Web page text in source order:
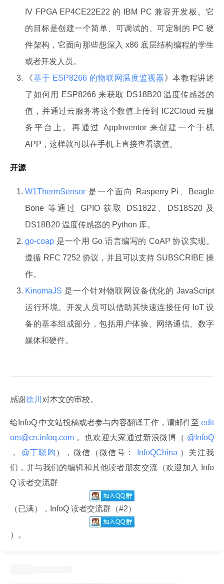
IV FPGA EP4CE22E22 的 IBM PC 兼容开发板。它
的目标是创建一个简单、可调试的、可定制的 PC 硬
件架构，它面向那些想深入 x86 底层结构编程的学生
或者开发人员。
《基于 ESP8266 的物联网温度监视器》本教程讲述
了如何用 ESP8266 来获取 DS18B20 温度传感器的
值，并通过云服务将这个数值上传到 IC2Cloud 云服
务平台上。再通过 AppInventor 来创建一个手机
APP，这样就可以在手机上直接查看该值。
开源
W1ThermSensor 是一个面向 Rasperry Pi、Beagle
Bone 等通过 GPIO 获取 DS1822、DS18S20 及
DS18B20 温度传感器的 Python 库。
go-coap 是一个用 Go 语言编写的 CoAP 协议实现。
遵循 RFC 7252 协议，并且可以支持 SUBSCRIBE 操
作。
KinomaJS 是一个针对物联网设备优化的 JavaScript
运行环境。开发人员可以借助其快速连接任何 IoT 设
备的基本组成部分，包括用户体验、网络通信、数字
媒体和硬件。
感谢徐川 对本文的审校。
给InfoQ 中文站投稿或者参与内容翻译工作，请邮件至 edit
ors@cn.infoq.com 。也欢迎大家通过新浪微博（
，
@丁晓昀 ），微信（微信号： InfoQChina ）关注我
们，并与我们的编辑和其他读者朋友交流（欢迎加入 Info
Q 读者交流群
（已满），InfoQ 读者交流群（#2）
）。